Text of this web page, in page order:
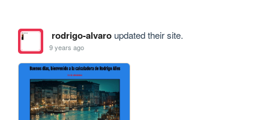
rodrigo-alvaroupdated their site.
9 years ago